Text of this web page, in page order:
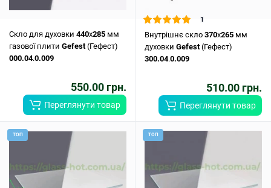
Скло для духовки 440x285 мм
газової плити Gefest(Гефест)
000.04.0.009
550.00 грн.
Переглянути товар
1
Внутрішнє скло 370x265 мм
духовки Gefest(Гефест)
300.04.0.009
510.00 грн.
Переглянути товар
ТОП ТОП